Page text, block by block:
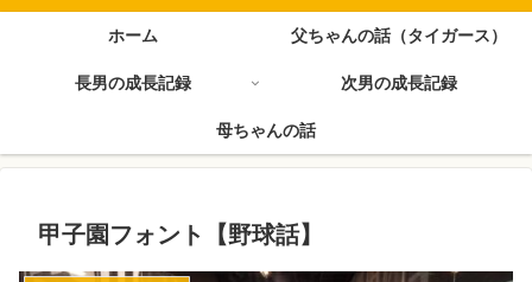
ホーム 父ちゃんの話（タイガース）
長男の成長記録 次男の成長記録
母ちゃんの話
甲子園フォント【野球話】